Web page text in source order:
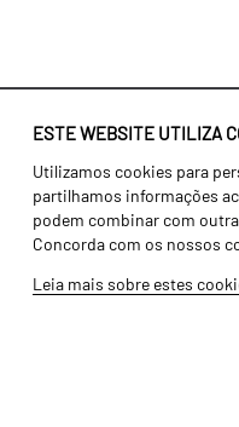
ESTE WEBSITE UTILIZA
Utilizamos cookies para
partilhamos informações
podem combinar com
Concorda com os nossos
Leia mais sobre estes
Identidade
História
Fábrica / Produção
Recursos Humanos